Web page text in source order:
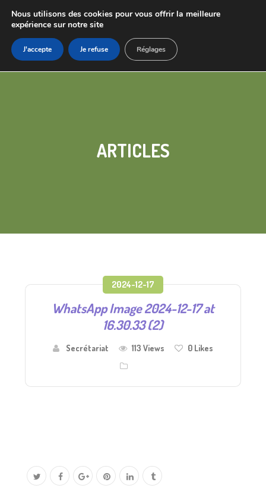
ARTICLES
2024-12-17
WhatsApp Image 2024-12-17 at
16.30.33 (2)
Secrétariat 113 Views 0 Likes
Nous utilisons des cookies pour vous offrir la meilleure
expérience sur notre site
J'accepte Je refuse Réglages